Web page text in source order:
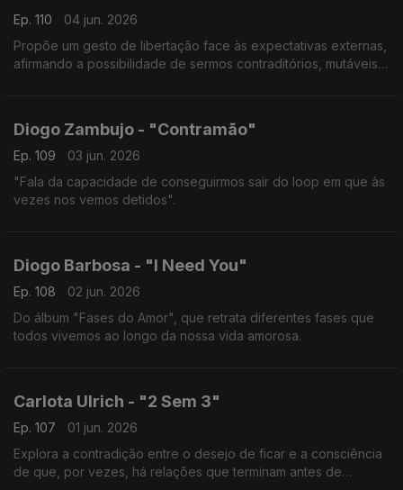
Ep. 110
04 jun. 2026
Propõe um gesto de libertação face às expectativas externas,
afirmando a possibilidade de sermos contraditórios, mutáveis e
Diogo Zambujo - "Contramão"
Ep. 109
03 jun. 2026
"Fala da capacidade de conseguirmos sair do loop em que às
vezes nos vemos detidos".
Diogo Barbosa - "I Need You"
Ep. 108
02 jun. 2026
Do álbum "Fases do Amor", que retrata diferentes fases que
todos vivemos ao longo da nossa vida amorosa.
Carlota Ulrich - "2 Sem 3"
Ep. 107
01 jun. 2026
Explora a contradição entre o desejo de ficar e a consciência
de que, por vezes, há relações que terminam antes de